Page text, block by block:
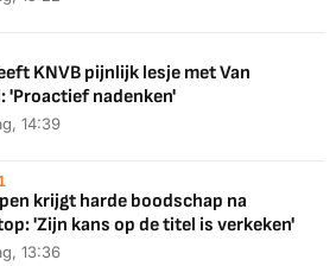
KNVB pijnlijk lesje met Van
'Proactief nadenken'
14:39
krijgt harde boodschap na
'Zijn kans op de titel is verkeken'
13:36